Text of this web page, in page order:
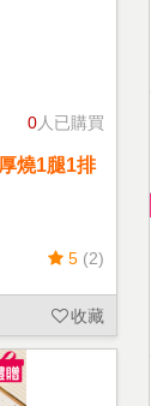
0人已購買
燒1腿1排
5 (2)
收藏